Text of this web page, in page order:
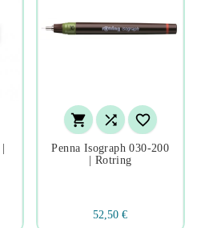
  
Penna Isograph 030-200
| Rotring
52,50 €